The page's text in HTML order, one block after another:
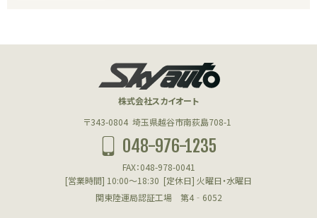
株式会社スカイオート
〒343-0804 埼玉県越谷市南荻島708-1
048-976-1235
FAX：048-978-0041
[営業時間] 10:00～18:30 [定休日] 火曜日・水曜日
関東陸運局認証工場 第4‐6052